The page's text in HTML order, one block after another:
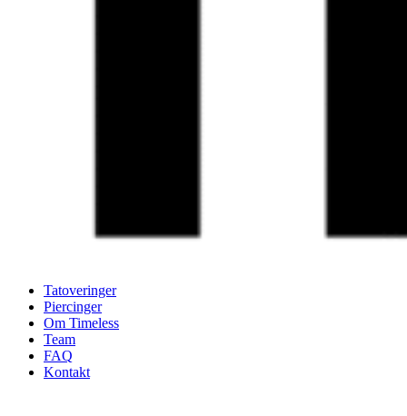
Tatoveringer
Piercinger
Om Timeless
Team
FAQ
Kontakt